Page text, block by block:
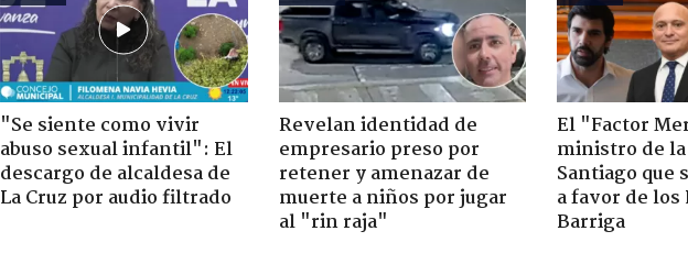
"Se siente como vivir
abuso sexual infantil": El
descargo de alcaldesa de
La Cruz por audio filtrado
Revelan identidad de
empresario preso por
retener y amenazar de
muerte a niños por jugar
al "rin raja"
El "Factor
ministro de
Santiago que
a favor de
Barriga